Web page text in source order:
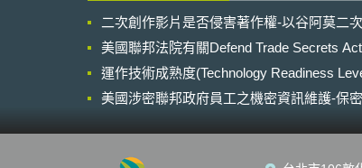
氫能）及藍色氫能（註：經碳封存之
灰氫）而言，擁有更低之碳排放，有
助於印度於COP26高峰會所承諾之減
碳目標。然於技術或經濟層面而言，
綠氫成本因為其產生、運輸、儲存過
程要求相當高之費用以及成本，故遲
建立氫能產業鏈之經濟誘因，於2月
17日公布前揭政策，以為因應。
二次創作影片是否侵害著作權-以谷阿莫二
美國聯邦法院有關Defend Trade Secrets
運作技術成熟度(Technology Readiness
美國涉密聯邦政府員工之機密資訊維護-保